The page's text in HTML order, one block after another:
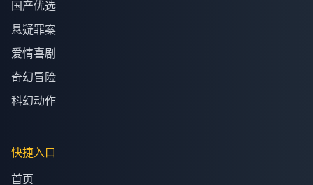
国产优选
悬疑罪案
爱情喜剧
奇幻冒险
科幻动作
快捷入口
首页